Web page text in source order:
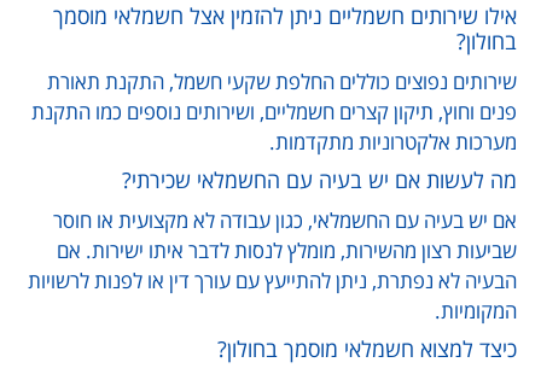
אילו שירותים חשמליים ניתן להזמין אצל חשמלאי מוסמך
בחולון?
שירותים נפוצים כוללים החלפת שקעי חשמל, התקנת תאורת
פנים וחוץ, תיקון קצרים חשמליים, ושירותים נוספים כמו התקנת
מערכות אלקטרוניות מתקדמות.
מה לעשות אם יש בעיה עם החשמלאי שכירתי?
אם יש בעיה עם החשמלאי, כגון עבודה לא מקצועית או חוסר
שביעות רצון מהשירות, מומלץ לנסות לדבר איתו ישירות. אם
הבעיה לא נפתרת, ניתן להתייעץ עם עורך דין או לפנות לרשויות
המקומיות.
כיצד למצוא חשמלאי מוסמך בחולון?